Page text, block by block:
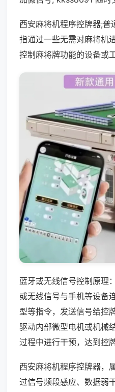
西安麻将机程序控牌器;普
指通过一些无需对麻将机
控制麻将牌功能的设备或工
蓝牙或无线信号控制原理
或无线信号与手机等设备
型等指令，发送信号给控
驱动内部微型电机或机械
过程中进行干预，达到控
西安麻将机程序控牌器，
过信号频段感应、数据弱